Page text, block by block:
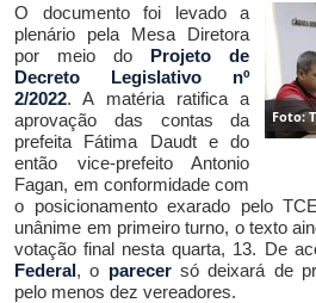
Foto:
O documento foi levado a
plenário pela Mesa Diretora
por meio do Projeto de
Decreto Legislativo nº
2/2022. A matéria ratifica a
aprovação das contas da
prefeita Fátima Daudt e do
então vice-prefeito Antonio
Fagan, em conformidade com
o posicionamento exarado pelo
unânime em primeiro turno, o texto
votação final nesta quarta, 13. De
Federal, o parecersó deixará de
pelo menos dez vereadores.